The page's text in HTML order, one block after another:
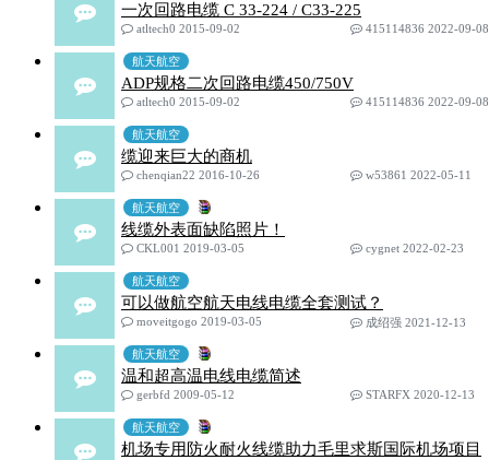
一次回路电缆 C 33-224 / C33-225
atltech0 2015-09-02
415114836 2022-09-08
航天航空
ADP规格二次回路电缆450/750V
atltech0 2015-09-02
415114836 2022-09-08
航天航空
缆迎来巨大的商机
chenqian22 2016-10-26
w53861 2022-05-11
航天航空
线缆外表面缺陷照片！
CKL001 2019-03-05
cygnet 2022-02-23
航天航空
可以做航空航天电线电缆全套测试？
moveitgogo 2019-03-05
成绍强 2021-12-13
航天航空
温和超高温电线电缆简述
gerbfd 2009-05-12
STARFX 2020-12-13
航天航空
机场专用防火耐火线缆助力毛里求斯国际机场项目